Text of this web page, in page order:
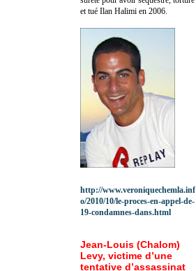
et tué Ilan Halimi en 2006.
http://www.veroniquechemla.inf
o/2010/10/le-proces-en-appel-de-
19-condamnes-dans.html
Jean-Louis (Chalom)
Levy, victime d’une
tentative d’assassinat